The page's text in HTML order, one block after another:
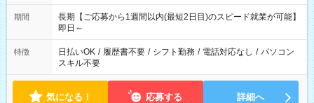
期間
長期【ご応募から1週間以内(最短2日目)のスピード就業が可能】
即日～
特徴 日払いOK / 履歴書不要 / シフト勤務 / 電話対応なし / パソコン
スキル不要
気になる！ 応募する 詳細へ